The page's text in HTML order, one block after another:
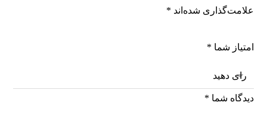
علامت‌گذاری شده‌اند *
امتیاز شما *
دیدگاه شما *